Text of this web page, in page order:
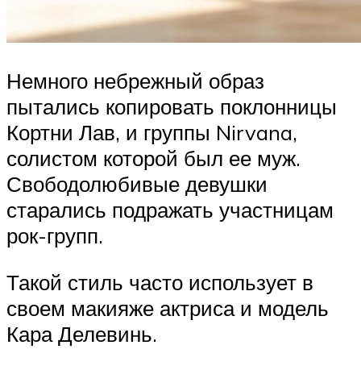
Немного небрежный образ
пытались копировать поклонницы
Кортни Лав, и группы Nirvana,
солистом которой был ее муж.
Свободолюбивые девушки
старались подражать участницам
рок-групп.
Такой стиль часто использует в
своем макияже актриса и модель
Кара Делевинь.